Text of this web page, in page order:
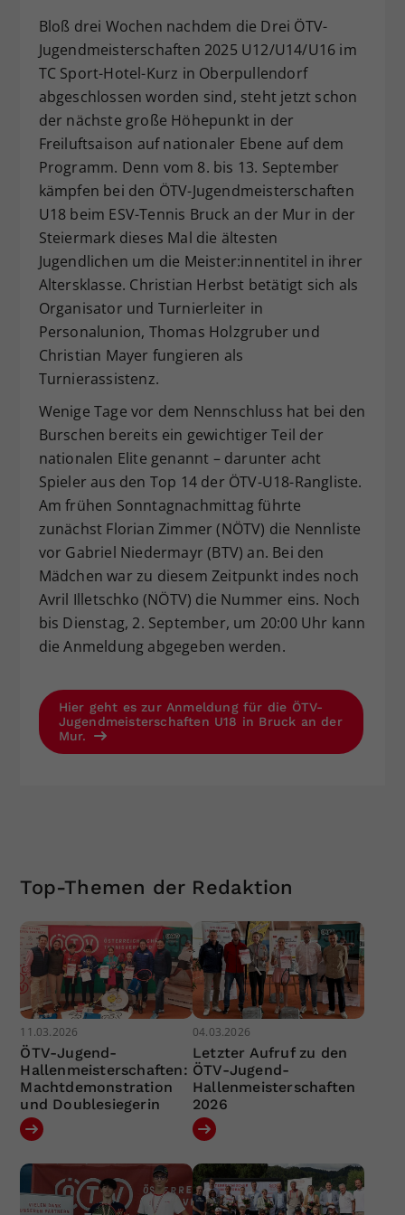
Bloß drei Wochen nachdem die Drei ÖTV-
Jugendmeisterschaften 2025 U12/U14/U16 im
TC Sport-Hotel-Kurz in Oberpullendorf
abgeschlossen worden sind, steht jetzt schon
der nächste große Höhepunkt in der
Freiluftsaison auf nationaler Ebene auf dem
Programm. Denn vom 8. bis 13. September
kämpfen bei den ÖTV-Jugendmeisterschaften
U18 beim ESV-Tennis Bruck an der Mur in der
Steiermark dieses Mal die ältesten
Jugendlichen um die Meister:innentitel in ihrer
Altersklasse. Christian Herbst betätigt sich als
Organisator und Turnierleiter in
Personalunion, Thomas Holzgruber und
Christian Mayer fungieren als
Turnierassistenz.
Wenige Tage vor dem Nennschluss hat bei den
Burschen bereits ein gewichtiger Teil der
nationalen Elite genannt – darunter acht
Spieler aus den Top 14 der ÖTV-U18-Rangliste.
Am frühen Sonntagnachmittag führte
zunächst Florian Zimmer (NÖTV) die Nennliste
vor Gabriel Niedermayr (BTV) an. Bei den
Mädchen war zu diesem Zeitpunkt indes noch
Avril Illetschko (NÖTV) die Nummer eins. Noch
bis Dienstag, 2. September, um 20:00 Uhr kann
die Anmeldung abgegeben werden.
Hier geht es zur Anmeldung für die ÖTV-
Jugendmeisterschaften U18 in Bruck an der
Mur.
Top-Themen der Redaktion
11.03.2026
ÖTV-Jugend-
Hallenmeisterschaften:
Machtdemonstration
und Doublesiegerin
04.03.2026
Letzter Aufruf zu den
ÖTV-Jugend-
Hallenmeisterschaften
2026
Zweck
Dieser Wert speichert Ihre Consent-
Einstellungen. Unter anderem eine
historische Speicherung Ihrer
vorgenommen Einstellungen, falls der
Webseiten-Betreiber dies eingestellt
hat.